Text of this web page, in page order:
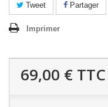
Tweet Partager
Imprimer
69,00 € TTC